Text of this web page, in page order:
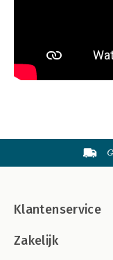
Klantenservice
Zakelijk